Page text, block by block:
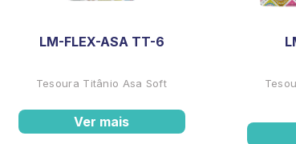
LM-FLEX-ASA TT-6
Tesoura Titânio Asa Soft
Ver mais